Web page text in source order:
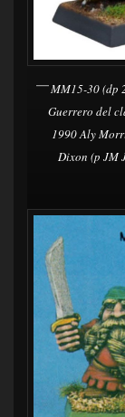
MM15-30 (dp
Guerrero del
1990 Aly
Dixon (p JM